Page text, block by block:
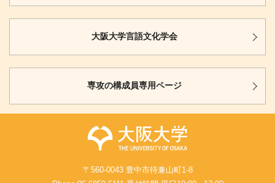
大阪大学言語文化学会
専攻の構成員専用ページ
〒560-0043 豊中市待兼山町1-8